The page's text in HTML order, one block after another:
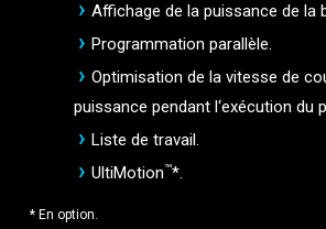
Affichage de la puissance de la
Programmation parallèle.
Optimisation de la vitesse de
puissance pendant l‘exécution du
Liste de travail.
UltiMotion™*.
* En option.